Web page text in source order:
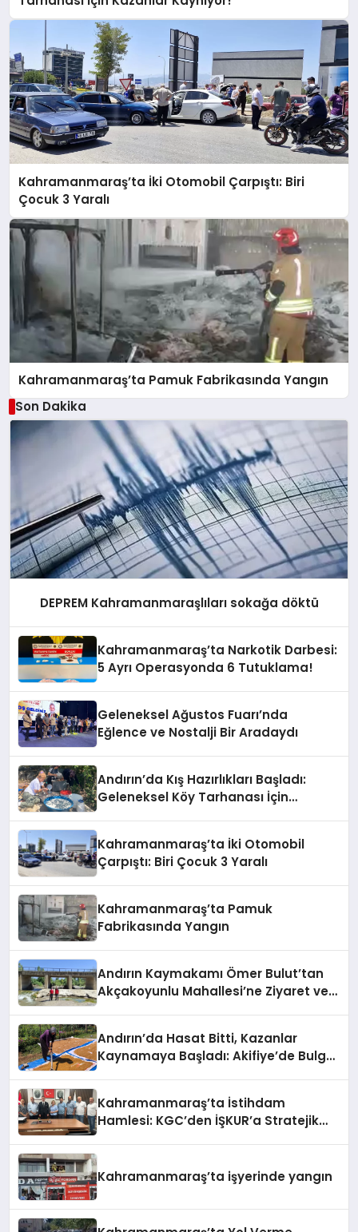
Kahramanmaraş’ta İki Otomobil Çarpıştı: Biri
Çocuk 3 Yaralı
Kahramanmaraş’ta Pamuk Fabrikasında Yangın
Son Dakika
DEPREM Kahramanmaraşlıları sokağa döktü
Kahramanmaraş’ta Narkotik Darbesi:
5 Ayrı Operasyonda 6 Tutuklama!
Geleneksel Ağustos Fuarı’nda
Eğlence ve Nostalji Bir Aradaydı
Andırın’da Kış Hazırlıkları Başladı:
Geleneksel Köy Tarhanası İçin
Kahramanmaraş’ta İki Otomobil
Çarpıştı: Biri Çocuk 3 Yaralı
Kahramanmaraş’ta Pamuk
Fabrikasında Yangın
Andırın Kaymakamı Ömer Bulut’tan
Akçakoyunlu Mahallesi’ne Ziyaret ve
Andırın’da Hasat Bitti, Kazanlar
Kaynamaya Başladı: Akifiye’de Bulgur
Kahramanmaraş’ta İstihdam
Hamlesi: KGC’den İŞKUR’a Stratejik
Kahramanmaraş’ta işyerinde yangın